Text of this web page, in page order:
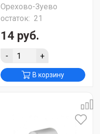
Орехово-Зуево
остаток: 21
14 руб.
- +
В корзину